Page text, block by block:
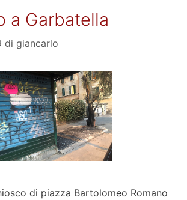
a Garbatella
di giancarlo
di piazza Bartolomeo Romano